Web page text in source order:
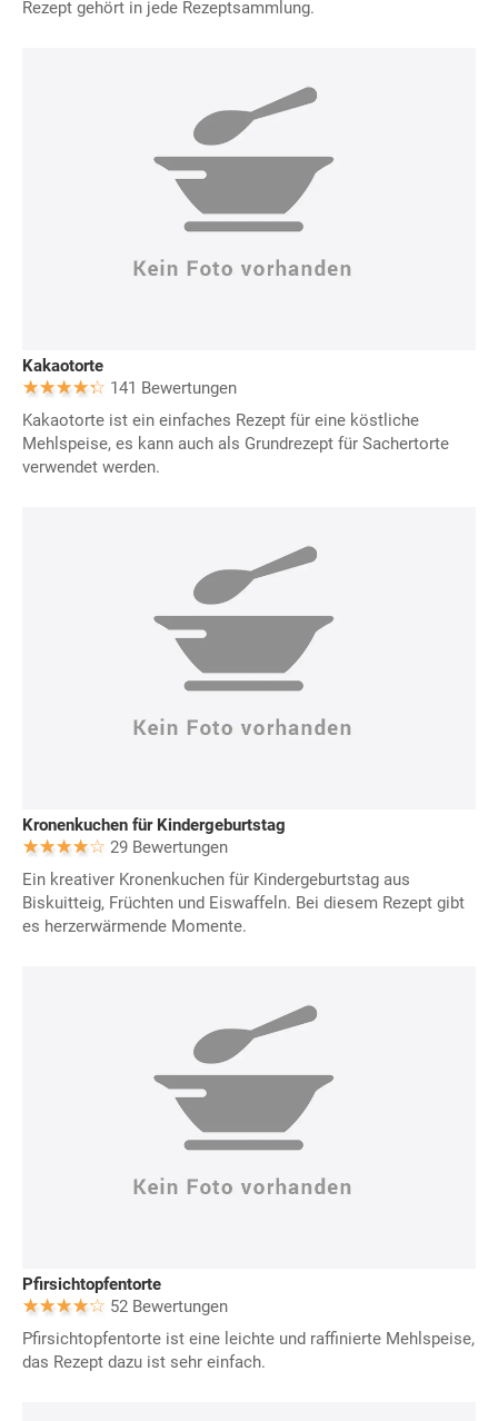
Rezept gehört in jede Rezeptsammlung.
Kakaotorte
141 Bewertungen
Kakaotorte ist ein einfaches Rezept für eine köstliche
Mehlspeise, es kann auch als Grundrezept für Sachertorte
verwendet werden.
Kronenkuchen für Kindergeburtstag
29 Bewertungen
Ein kreativer Kronenkuchen für Kindergeburtstag aus
Biskuitteig, Früchten und Eiswaffeln. Bei diesem Rezept gibt
es herzerwärmende Momente.
Pfirsichtopfentorte
52 Bewertungen
Pfirsichtopfentorte ist eine leichte und raffinierte Mehlspeise,
das Rezept dazu ist sehr einfach.